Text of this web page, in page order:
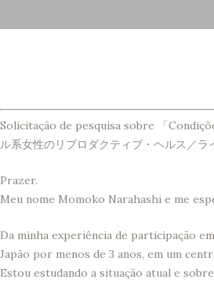
Solicitação de pesquisa sobre 「
ル系女性のリプロダクティブ・ヘルス／
Prazer.
Meu nome Momoko Narahashi e me
Da minha experiência de participação
Japão por menos de 3 anos, em um
Estou estudando a situação atual e